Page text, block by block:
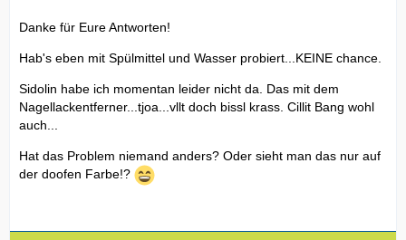
Danke für Eure Antworten!
Hab's eben mit Spülmittel und Wasser probiert...KEINE chance.
Sidolin habe ich momentan leider nicht da. Das mit dem
Nagellackentferner...tjoa...vllt doch bissl krass. Cillit Bang wohl
auch...
Hat das Problem niemand anders? Oder sieht man das nur auf
der doofen Farbe!?